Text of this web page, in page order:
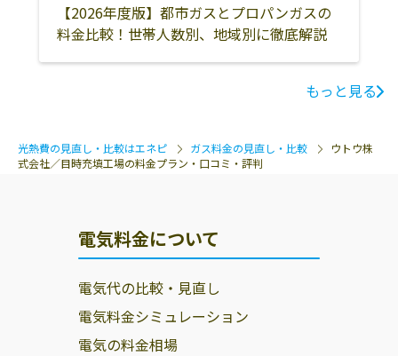
【2026年度版】都市ガスとプロパンガスの
料金比較！世帯人数別、地域別に徹底解説
もっと見る
光熱費の見直し・比較はエネピ ガス料金の見直し・比較
ウトウ株
式会社／目時充填工場の料金プラン・口コミ・評判
電気料金について
電気代の比較・見直し
電気料金シミュレーション
電気の料金相場